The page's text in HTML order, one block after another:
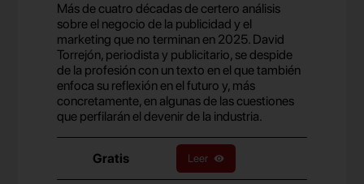
Más de cuatro décadas de certero análisis
sobre el negocio de la publicidad y el
marketing que no terminan en 2025. David
Torrejón, periodista y publicitario, se despide
de la profesión con un texto en el que también
enfoca su reflexión en el futuro y, más
concretamente, en algunas de las cuestiones
que perfilarán el devenir de la industria.
Gratis Leer